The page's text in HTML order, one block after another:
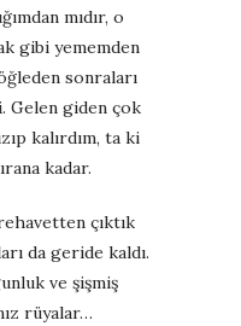
mıdır, o
gibi yememden
sonraları
Gelen giden çok
kalırdım, ta ki
kadar.
çıktık
da geride kaldı.
ve şişmiş
rüyalar…